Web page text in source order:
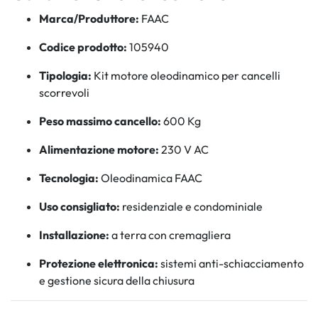
Marca/Produttore: FAAC
Codice prodotto: 105940
Tipologia: Kit motore oleodinamico per cancelli
scorrevoli
Peso massimo cancello: 600 Kg
Alimentazione motore: 230 V AC
Tecnologia: Oleodinamica FAAC
Uso consigliato: residenziale e condominiale
Installazione: a terra con cremagliera
Protezione elettronica: sistemi anti-schiacciamento
e gestione sicura della chiusura